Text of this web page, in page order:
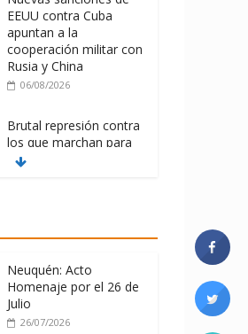
EEUU contra Cuba
apuntan a la
cooperación militar con
Rusia y China
06/08/2026
Brutal represión contra
los que marchan para
que no se venda la
La ONU condena
contra Cuba
06/08/2026
Neuquén: Acto
Homenaje por el 26 de
Julio
26/07/2026